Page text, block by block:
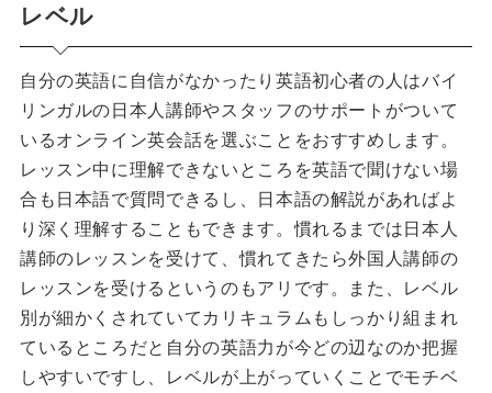
レベル
自分の英語に自信がなかったり英語初心者の人はバイ
リンガルの日本人講師やスタッフのサポートがついて
いるオンライン英会話を選ぶことをおすすめします。
レッスン中に理解できないところを英語で聞けない場
合も日本語で質問できるし、日本語の解説があればよ
り深く理解することもできます。慣れるまでは日本人
講師のレッスンを受けて、慣れてきたら外国人講師の
レッスンを受けるというのもアリです。また、レベル
別が細かくされていてカリキュラムもしっかり組まれ
ているところだと自分の英語力が今どの辺なのか把握
しやすいですし、レベルが上がっていくことでモチベ